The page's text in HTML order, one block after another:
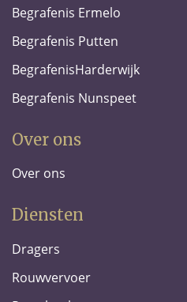
Begrafenis Ermelo
Begrafenis Putten
BegrafenisHarderwijk
Begrafenis Nunspeet
Over ons
Over ons
Diensten
Dragers
Rouwvervoer